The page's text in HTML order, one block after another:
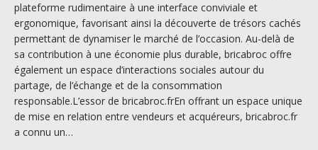
plateforme rudimentaire à une interface conviviale et
ergonomique, favorisant ainsi la découverte de trésors cachés
permettant de dynamiser le marché de l’occasion. Au-delà de
sa contribution à une économie plus durable, bricabroc offre
également un espace d’interactions sociales autour du
partage, de l’échange et de la consommation
responsable.L’essor de bricabroc.frEn offrant un espace unique
de mise en relation entre vendeurs et acquéreurs, bricabroc.fr
a connu un…